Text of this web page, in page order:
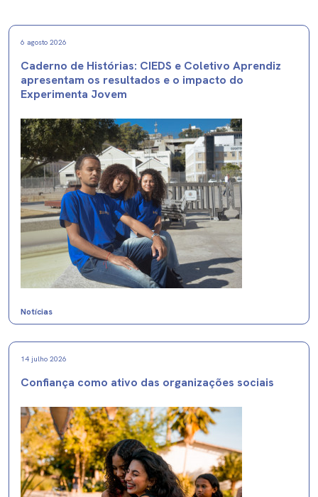
6 agosto 2026
Caderno de Histórias: CIEDS e Coletivo Aprendiz
apresentam os resultados e o impacto do
Experimenta Jovem
Notícias
14 julho 2026
Confiança como ativo das organizações sociais